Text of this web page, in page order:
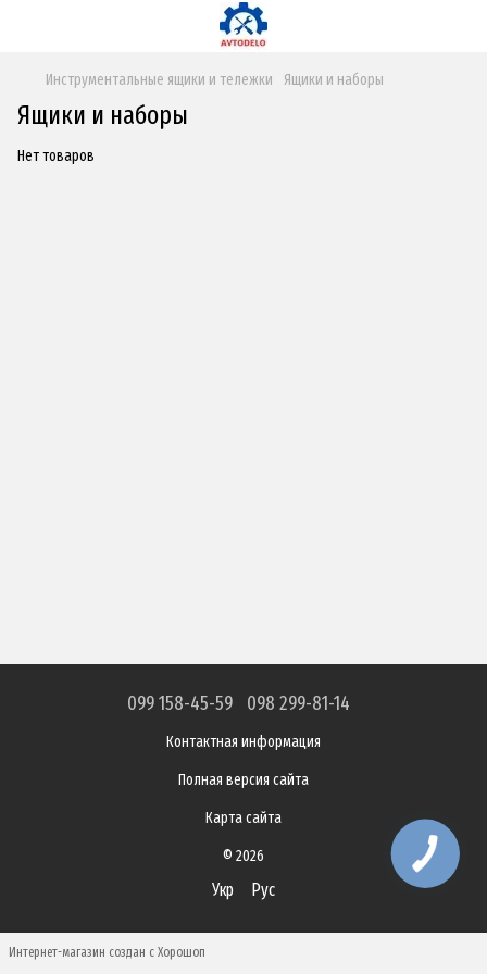
Инструментальные ящики и тележки Ящики и наборы
Ящики и наборы
Нет товаров
099 158-45-59 098 299-81-14
Контактная информация
Полная версия сайта
Карта сайта
© 2026
Укр Рус
Интернет-магазин создан с Хорошоп